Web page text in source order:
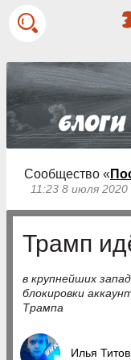
Сообщество «
11:23 8 июля 2020
Трамп
в крупнейших
блокировки
Трампа
Илья Титов